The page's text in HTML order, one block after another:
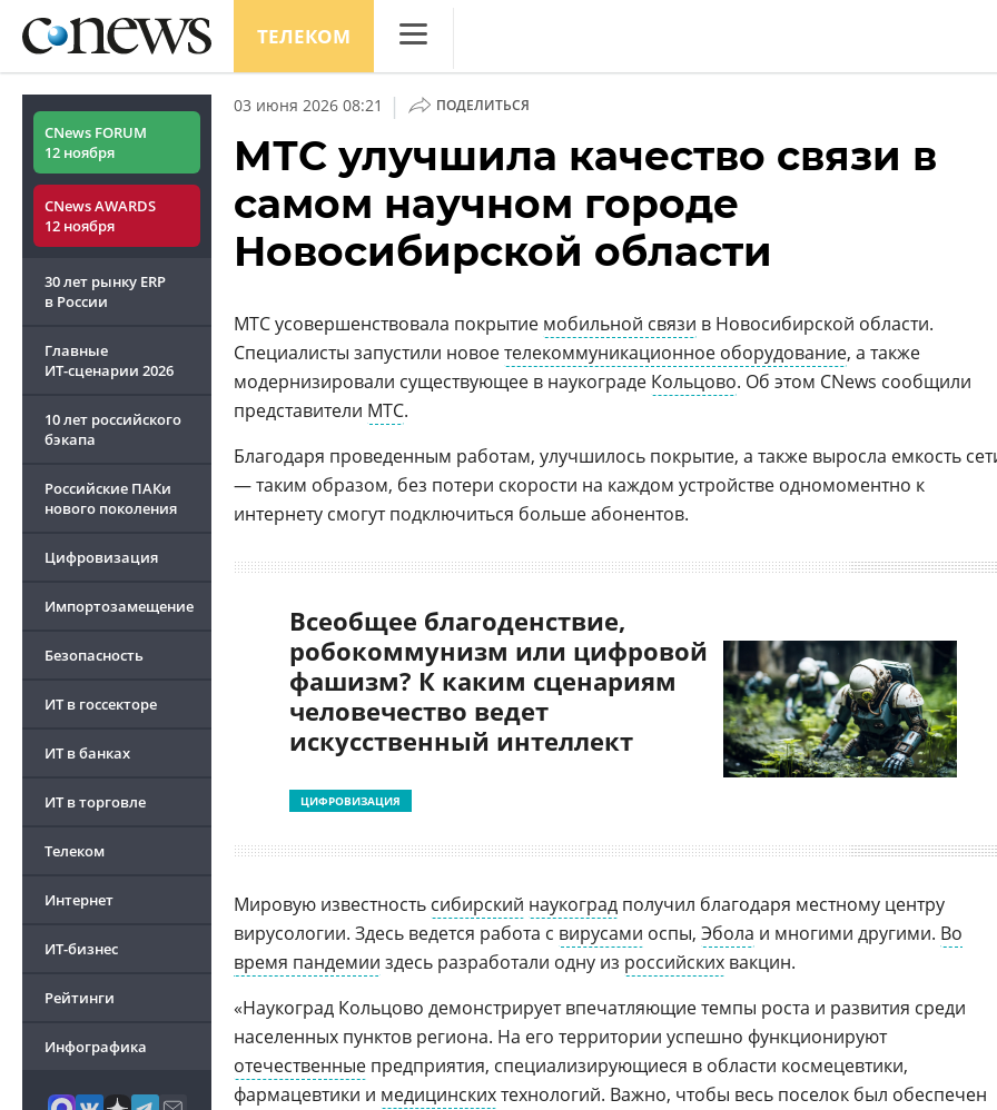
ТЕЛЕКОМ
Аналитика
Конференции
Маркет
Техника
CNews FORUM
12 ноября
CNews AWARDS
12 ноября
30 лет рынку ERP
в России
Главные
ИТ-сценарии 2026
10 лет российского
бэкапа
Российские ПАКи
нового поколения
Цифровизация
Импортозамещение
Безопасность
ИТ в госсекторе
ИТ в банках
ИТ в торговле
Телеком
Интернет
ИТ-бизнес
Рейтинги
Инфографика
03 июня 2026 08:21 | ПОДЕЛИТЬСЯ
МТС улучшила качество связи в
самом научном городе
Новосибирской области
МТС усовершенствовала покрытие мобильной связи в Новосибирской области.
Специалисты запустили новоетелекоммуникационное оборудование, а также
модернизировали существующее в наукограде Кольцово. Об этом CNews сообщили
представители МТС.
Благодаря проведенным работам, улучшилось покрытие, а также выросла емкость
— таким образом, без потери скорости на каждом устройстве одномоментно к
интернету смогут подключиться больше абонентов.
Всеобщее благоденствие,
робокоммунизм или цифровой
фашизм? К каким сценариям
человечество ведет
искусственный интеллект
ЦИФРОВИЗАЦИЯ
Мировую известность сибирский наукоград получил благодаря местному центру
вирусологии. Здесь ведется работа с вирусами оспы, Эбола и многими другими. Во
время пандемии здесь разработали одну из российских вакцин.
«Наукоград Кольцово демонстрирует впечатляющие темпы роста и развития среди
населенных пунктов региона. На его территории успешно функционируют
отечественные предприятия, специализирующиеся в области космецевтики,
фармацевтики и медицинскихтехнологий. Важно, чтобы весь поселок был обеспечен